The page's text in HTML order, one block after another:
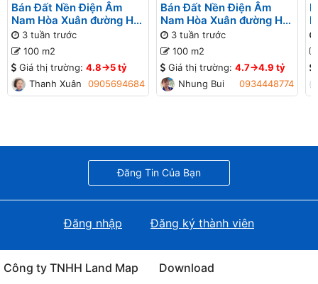
Bán Đất Nền Điện Âm
Nam Hòa Xuân đường Hói
Kiểng 8 B2-38 lô 1x - Gần
đường Nguyễn Phước Lan
3 tuần trước
100 m2
Giá thị trường: 4.8->5 tỷ
Thanh Xuân
0905694684
Bán Đất Nền Điện Âm
Nam Hòa Xuân đường Hói
Kiểng 8 B2-38 lô 1x - Gần
đường Nguyễn Phước Lan
3 tuần trước
100 m2
Giá thị trường: 4.7->4.9 tỷ
Nhung Bui
0934448774
Đăng Tin Của Bạn
Đăng nhập Đăng ký thành viên
Công ty TNHH Land Map Download